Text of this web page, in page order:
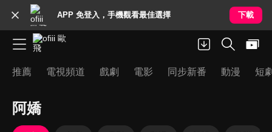
APP 免登入，手機觀看最佳選擇 下載
推薦 電視頻道 戲劇 電影 同步新番 動漫 短
阿嬌